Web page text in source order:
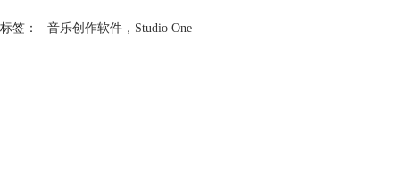
标签： 音乐创作软件， Studio One